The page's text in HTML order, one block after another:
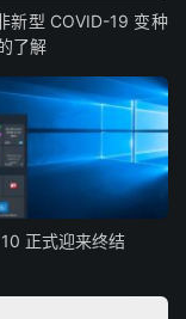
新型 COVID-19 变种
了解
正式迎来终结